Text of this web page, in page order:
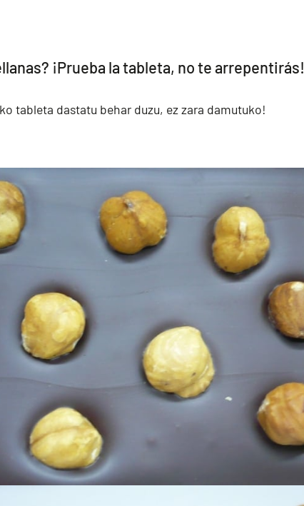
¡Prueba la tableta, no te arrepentirás!
tableta dastatu behar duzu, ez zara damutuko!